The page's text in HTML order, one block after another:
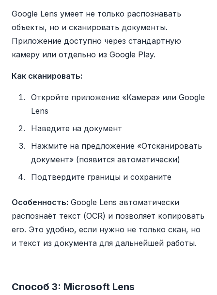
Google Lens умеет не только распознавать
объекты, но и сканировать документы.
Приложение доступно через стандартную
камеру или отдельно из Google Play.
Как сканировать:
Откройте приложение «Камера» или Google
Lens
Наведите на документ
Нажмите на предложение «Отсканировать
документ» (появится автоматически)
Подтвердите границы и сохраните
Особенность: Google Lens автоматически
распознаёт текст (OCR) и позволяет копировать
его. Это удобно, если нужно не только скан, но
и текст из документа для дальнейшей работы.
Способ 3: Microsoft Lens